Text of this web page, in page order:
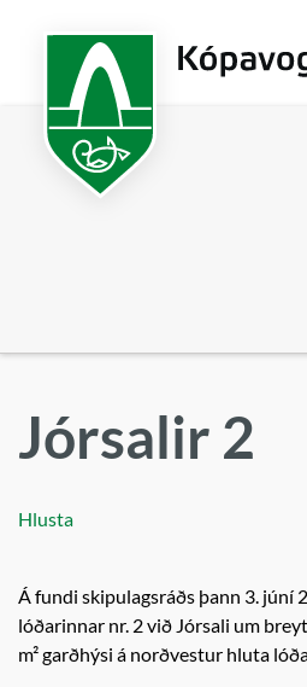
Jórsalir 2
Hlusta
Á fundi skipulagsráðs þann 3. júní
lóðarinnar nr. 2 við Jórsali um
m² garðhýsi á norðvestur hluta